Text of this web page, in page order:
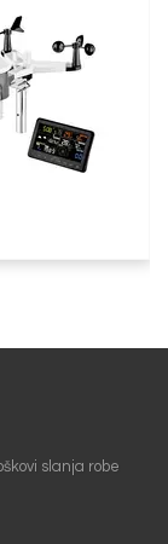
slanja robe